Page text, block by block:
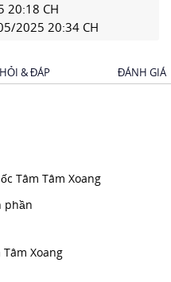
20:18 CH
2025 20:34 CH
HỎI & ĐÁP ĐÁNH GIÁ
Tâm Tâm Xoang
phần
Xoang